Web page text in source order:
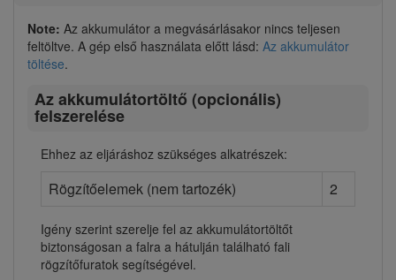
Note: Az akkumulátor a megvásárlásakor nincs teljesen
feltöltve. A gép első használata előtt lásd: Az akkumulátor
töltése.
Az akkumulátortöltő (opcionális)
felszerelése
Ehhez az eljáráshoz szükséges alkatrészek:
Rögzítőelemek (nem tartozék) 2
Igény szerint szerelje fel az akkumulátortöltőt
biztonságosan a falra a hátulján található fali
rögzítőfuratok segítségével.